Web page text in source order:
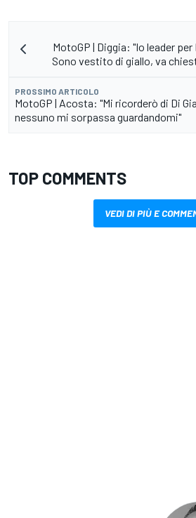
MotoGP | Diggia: "Io leader
Sono vestito di giallo, va
PROSSIMO ARTICOLO
MotoGP | Acosta: "Mi ricorderò di Di
nessuno mi sorpassa guardandomi"
TOP COMMENTS
VEDI DI PIÙ E